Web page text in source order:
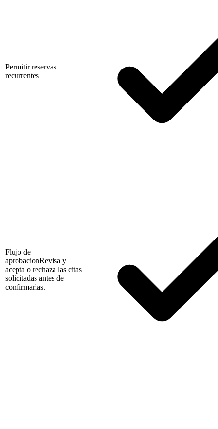
Permitir reservas
recurrentes
Flujo de
aprobacionRevisa y
acepta o rechaza las citas
solicitadas antes de
confirmarlas.